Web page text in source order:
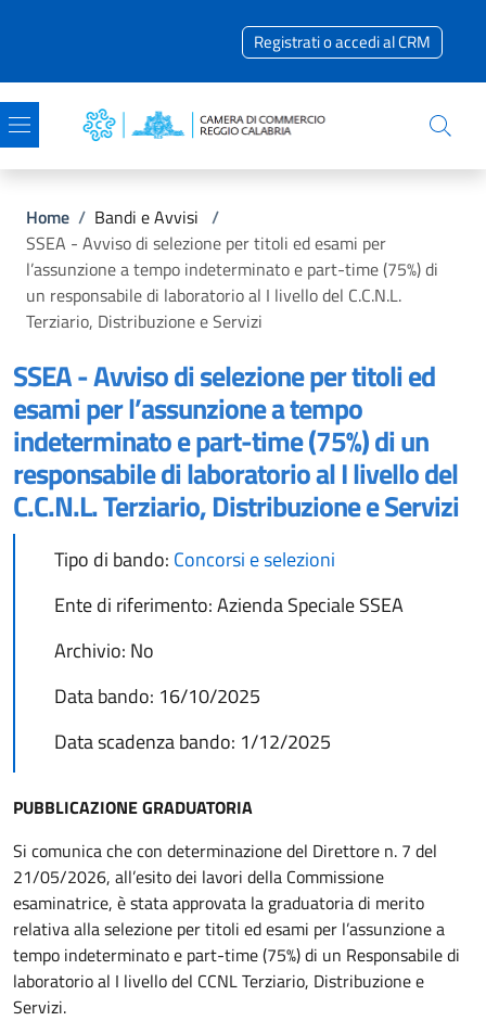
Registrati o accedi al CRM
Briciole di pane
Home / Bandi e Avvisi /
SSEA - Avviso di selezione per titoli ed esami per
l’assunzione a tempo indeterminato e part-time (75%) di
un responsabile di laboratorio al I livello del C.C.N.L.
Terziario, Distribuzione e Servizi
SSEA - Avviso di selezione per titoli ed
esami per l’assunzione a tempo
indeterminato e part-time (75%) di un
responsabile di laboratorio al I livello del
C.C.N.L. Terziario, Distribuzione e Servizi
Tipo di bando: Concorsi e selezioni
Ente di riferimento:Azienda Speciale SSEA
Archivio: No
Data bando: 16/10/2025
Data scadenza bando: 1/12/2025
PUBBLICAZIONE GRADUATORIA
Si comunica che con determinazione del Direttore n. 7 del
21/05/2026, all’esito dei lavori della Commissione
esaminatrice, è stata approvata la graduatoria di merito
relativa alla selezione per titoli ed esami per l’assunzione a
tempo indeterminato e part-time (75%) di un Responsabile di
laboratorio al I livello del CCNL Terziario, Distribuzione e
Servizi.